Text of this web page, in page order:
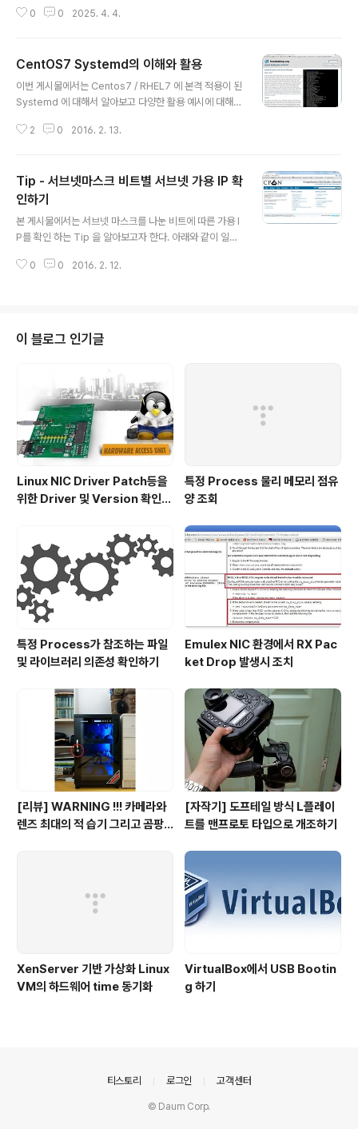
치로 인한 영향도 발생 등 유사시 작업 전 형상으로 복구 할 수 있도록, Script
무를 수행하시는 분들께 도움이 되었으면 합니다. 관련 Script Source와 RE
ADME Manual은 아래 Github Link를 참고하시면 됩니다. [ 활용도 ]- Linu
x OS 구성 후 취약점 진단 및 조치 - VM ..
0 0 2025. 4. 4.
CentOS7 Systemd의 이해와 활용
이번 게시물에서는 Centos7 / RHEL7 에 본격 적용이 된
Systemd 에 대해서 알아보고 다양한 활용 예시에 대해서
이였던 SystemV init을 대체하는 System 통합제어 프
최상위 초기자로서 하위에 생성되는 모든 Process들 통
제하고 관리한다. 하지만 Systemd는 단순 시스템 초기자
의 역활만이 아닌 시스템의 통합 로그 관리자는 물론 서비
스, HW, Timezone 등 다양한 시스템 영역을 관여하고
있다. Systemd 에 대한 보다 자세한 사항은 아래 Syse
md 개발 Site을 참고하..
2 0 2016. 2. 13.
Tip - 서브넷마스크 비트별 서브넷 가용 IP 확
인하기
본 게시물에서는 서브넷 마스크를 나눈 비트에 따른 가용 I
P를 확인 하는 Tip 을 알아보고자 한다. 아래와 같이 일반
55.255.255.0 이며, 가용 IP수량은 다음과 같다. 주소 C
서브넷을 255.248.0.0 으로 구성한다면 가용 IP는 몇개
일까? 한눈에 계산하기가 쉽지 않다. =ㅅ =a 다행히도 Pe
N에서는 본인과 같은 수학계산장애(dyscaculi..
0 0 2016. 2. 12.
이 블로그 인기글
Linux NIC Driver Patch등을
위한 Driver 및 Version 확인하
특정 Process 물리 메모리 점유
양 조회
특정 Process가 참조하는 파일
및 라이브러리 의존성 확인하기
Emulex NIC 환경에서 RX Pac
ket Drop 발생시 조치
[리뷰] WARNING !!! 카메라와
렌즈 최대의 적 습기 그리고 곰팡
[자작기] 도프테일 방식 L플레이
트를 맨프로토 타입으로 개조하기
XenServer 기반 가상화 Linux
VM의 하드웨어 time 동기화
VirtualBox에서 USB Bootin
g 하기
티스토리 로그인 고객센터
© Daum Corp.